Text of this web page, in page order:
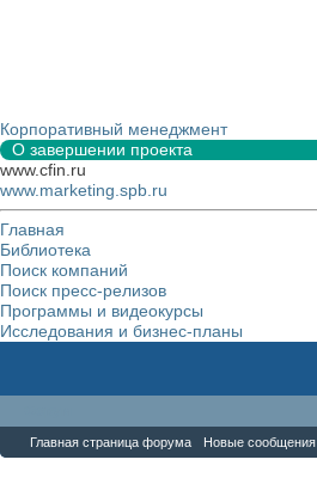
Корпоративный менеджмент
О завершении проекта
www.cfin.ru
www.marketing.spb.ru
Главная
Библиотека
Поиск компаний
Поиск пресс-релизов
Программы и видеокурсы
Исследования и бизнес-планы
Главная страница форума Новые сообщения